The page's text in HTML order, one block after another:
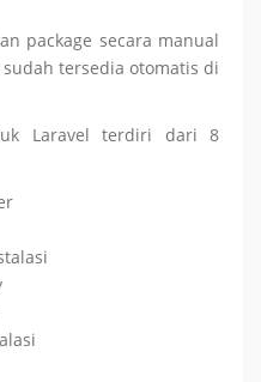
package secara manual
tersedia otomatis di
Laravelterdiri dari 8